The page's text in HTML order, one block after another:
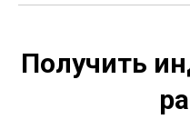
Получить